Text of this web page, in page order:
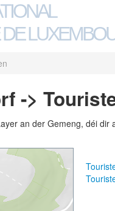
->
an der Gemeng, déi